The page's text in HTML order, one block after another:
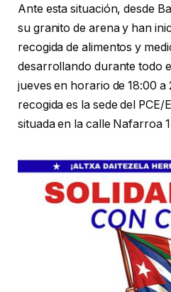
Ante esta situación, desde
su granito de arena y han
recogida de alimentos y
desarrollando durante todo
jueves en horario de 18:00
recogida es la sede del PCE/
situada en la calle Nafarroa